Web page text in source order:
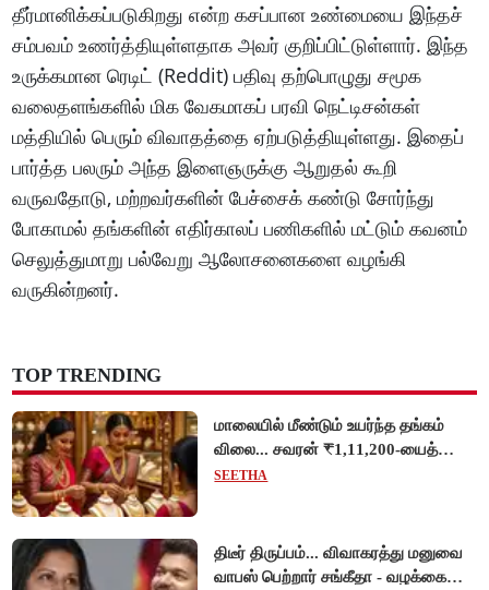
தீர்மானிக்கப்படுகிறது என்ற கசப்பான உண்மையை இந்தச்
சம்பவம் உணர்த்தியுள்ளதாக அவர் குறிப்பிட்டுள்ளார். இந்த
உருக்கமான ரெடிட் (Reddit) பதிவு தற்பொழுது சமூக
வலைதளங்களில் மிக வேகமாகப் பரவி நெட்டிசன்கள்
மத்தியில் பெரும் விவாதத்தை ஏற்படுத்தியுள்ளது. இதைப்
பார்த்த பலரும் அந்த இளைஞருக்கு ஆறுதல் கூறி
வருவதோடு, மற்றவர்களின் பேச்சைக் கண்டு சோர்ந்து
போகாமல் தங்களின் எதிர்காலப் பணிகளில் மட்டும் கவனம்
செலுத்துமாறு பல்வேறு ஆலோசனைகளை வழங்கி
வருகின்றனர்.
TOP TRENDING
மாலையில் மீண்டும் உயர்ந்த தங்கம்
விலை... சவரன் ₹1,11,200-யைத்
தொட்டது!
SEETHA
திடீர் திருப்பம்... விவாகரத்து மனுவை
வாபஸ் பெற்றார் சங்கீதா - வழக்கை